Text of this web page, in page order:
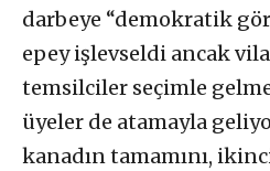
darbeye “demokratik
epey işlevseldi ancak
temsilciler seçimle
üyeler de atamayla
kanadın tamamını,